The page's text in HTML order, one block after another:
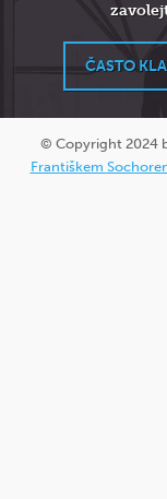
ČASTO
© Copyright 2024
Františkem